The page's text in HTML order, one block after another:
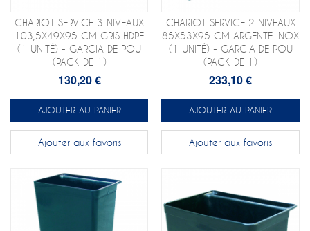
CHARIOT SERVICE 3 NIVEAUX
103,5X49X95 CM GRIS HDPE
(1 UNITÉ) - GARCIA DE POU
(PACK DE 1)
130,20 €
AJOUTER AU PANIER
Ajouter aux favoris
CHARIOT SERVICE 2 NIVEAUX
85X53X95 CM ARGENTE INOX
(1 UNITÉ) - GARCIA DE POU
(PACK DE 1)
233,10 €
AJOUTER AU PANIER
Ajouter aux favoris